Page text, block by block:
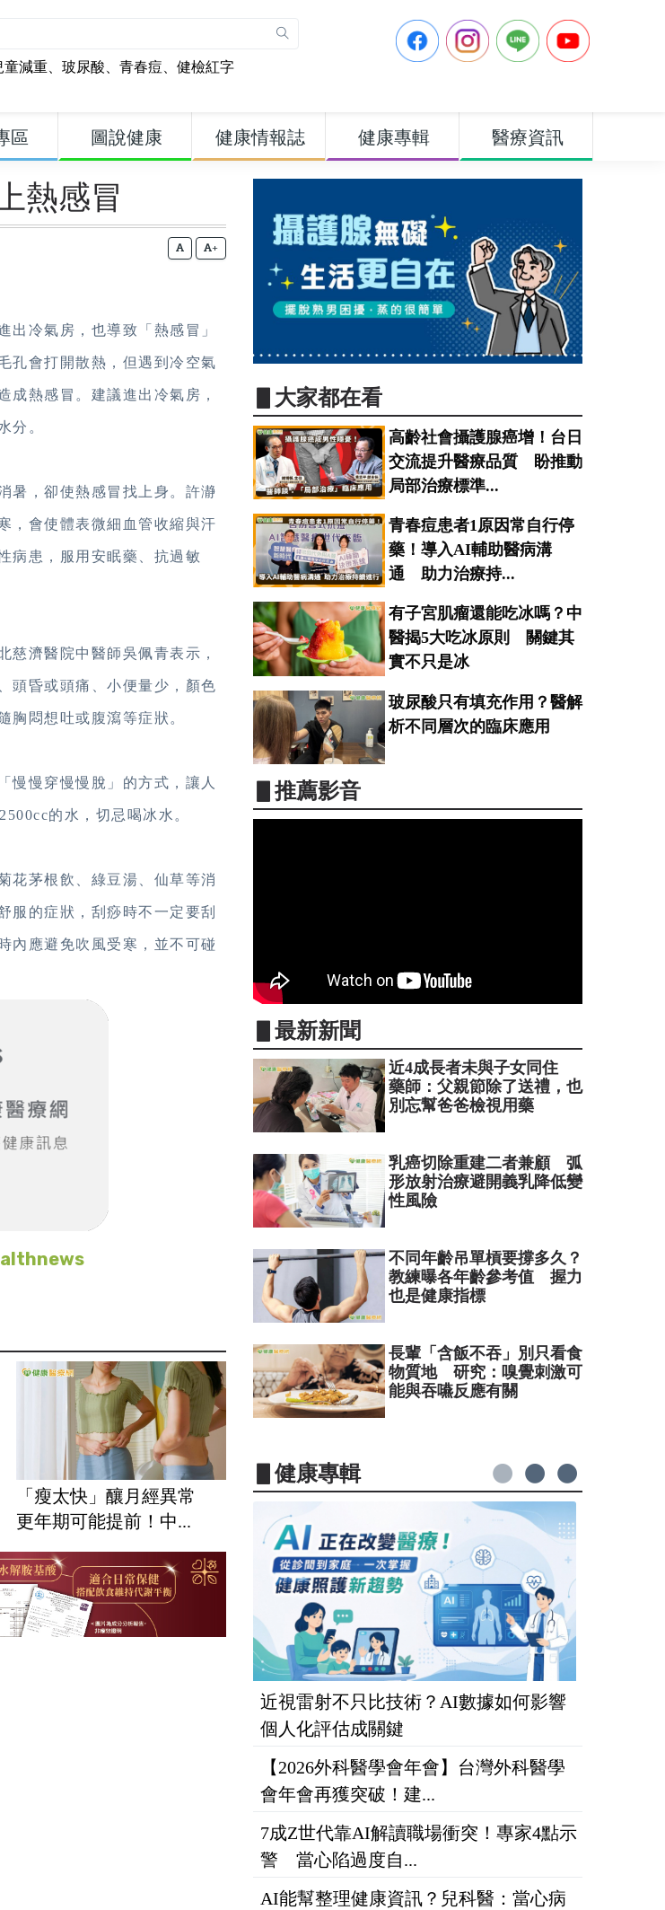
童減重、 玻尿酸、 青春痘、 健檢紅字
區 圖說健康 健康情報誌 健康專輯 醫療資訊
熱感冒
+
出冷氣房，也導致「熱感冒」
孔會打開散熱，但遇到冷空氣
成熱感冒。建議進出冷氣房，
分。
暑，卻使熱感冒找上身。許瀞
，會使體表微細血管收縮與汗
病患，服用安眠藥、抗過敏
慈濟醫院中醫師吳佩青表示，
頭昏或頭痛、小便量少，顏色
胸悶想吐或腹瀉等症狀。
慢慢穿慢慢脫」的方式，讓人
的水，切忌喝冰水。
花茅根飲、綠豆湯、仙草等消
服的症狀，刮痧時不一定要刮
內應避免吹風受寒，並不可碰
「瘦太快」釀月經異常
更年期可能提前！中...
▋大家都在看
高齡社會攝護腺癌增！台日
交流提升醫療品質 盼推動
局部治療標準...
青春痘患者1原因常自行停
藥！導入AI輔助醫病溝
通 助力治療持...
有子宮肌瘤還能吃冰嗎？中
醫揭5大吃冰原則 關鍵其
實不只是冰
玻尿酸只有填充作用？醫解
析不同層次的臨床應用
▋推薦影音
▋最新新聞
近4成長者未與子女同住
藥師：父親節除了送禮，也
別忘幫爸爸檢視用藥
乳癌切除重建二者兼顧 弧
形放射治療避開義乳降低變
性風險
不同年齡吊單槓要撐多久？
教練曝各年齡參考值 握力
也是健康指標
長輩「含飯不吞」別只看食
物質地 研究：嗅覺刺激可
能與吞嚥反應有關
▋健康專輯
近視雷射不只比技術？AI數據如何影響
個人化評估成關鍵
【2026外科醫學會年會】台灣外科醫學
會年會再獲突破！建...
7成Z世代靠AI解讀職場衝突！專家4點示
警 當心陷過度自...
AI能幫整理健康資訊？兒科醫：當心病